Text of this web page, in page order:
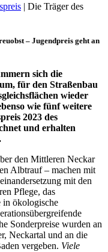
| Die Träger des
– Jugendpreis geht an
sich die
für den Straßenbau
wieder
wie fünf weitere
2023 des
und erhalten
den Mittleren Neckar
Albtrauf – machen mit
mit den
Pflege, das
in ökologische
Sonderpreise wurden an
Neckartal und an die
vergeben. Viele